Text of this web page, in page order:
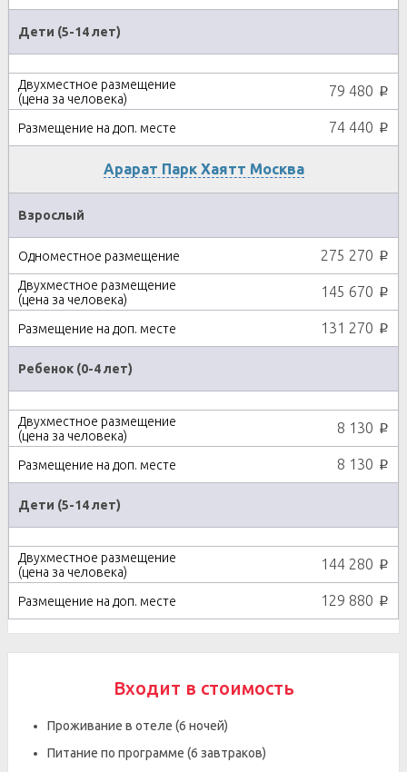
Дети (5-14 лет)
79 480 p
74 440 p
Арарат Парк Хаятт Москва
Взрослый
275 270 p
145 670 p
131 270 p
Ребенок (0-4 лет)
8 130 p
8 130 p
Дети (5-14 лет)
144 280 p
129 880 p
Входит в стоимость
Проживание в отеле (6 ночей)
Питание по программе (6 завтраков)